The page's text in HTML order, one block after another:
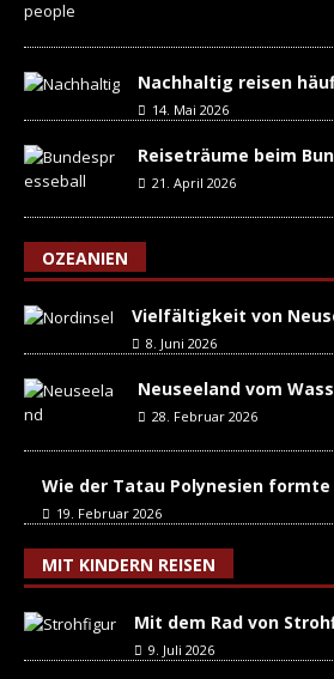
Nachhaltig reisen
14. Mai 2026
Reiseträume beim
21. April 2026
OZEANIEN
Vielfältigkeit von
8. Juni 2026
Neuseeland vom
28. Februar 2026
Wie der Tatau Polynesien
19. Februar 2026
MIT KINDERN REISEN
Mit dem Rad von
9. Juli 2026